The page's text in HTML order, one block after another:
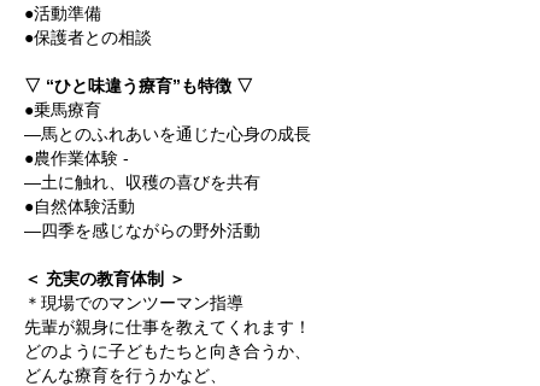
●活動準備
●保護者との相談
▽ “ひと味違う療育”も特徴 ▽
●乗馬療育
―馬とのふれあいを通じた心身の成長
●農作業体験 -
―土に触れ、収穫の喜びを共有
●自然体験活動
―四季を感じながらの野外活動
＜ 充実の教育体制 ＞
＊現場でのマンツーマン指導
先輩が親身に仕事を教えてくれます！
どのように子どもたちと向き合うか、
どんな療育を行うかなど、